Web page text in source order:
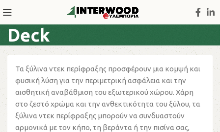
Deck
Τα ξύλινα ντεκ περίφραξης προσφέρουν μια κομψή και
φυσική λύση για την περιμετρική ασφάλεια και την
αισθητική αναβάθμιση του εξωτερικού χώρου. Χάρη
στο ζεστό χρώμα και την ανθεκτικότητα του ξύλου, τα
ξύλινα ντεκ περίφραξης μπορούν να συνδυαστούν
αρμονικά με τον κήπο, τη βεράντα ή την πισίνα σας,